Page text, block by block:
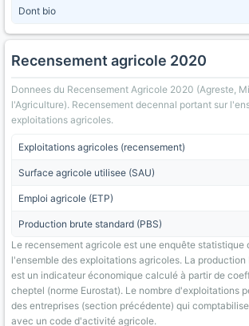
Dont bio
Recensement agricole 2020
Donnees du Recensement Agricole 2020 (Agreste,
l'Agriculture). Recensement decennal portant sur
exploitations agricoles.
Exploitations agricoles (recensement)
Surface agricole utilisee (SAU)
Emploi agricole (ETP)
Production brute standard (PBS)
Le recensement agricole est une enquête
l'ensemble des exploitations agricoles. La production
est un indicateur économique calculé à partir de
cheptel (norme Eurostat). Le nombre d'exploitations
des entreprises (section précédente) qui
avec un code d'activité agricole.